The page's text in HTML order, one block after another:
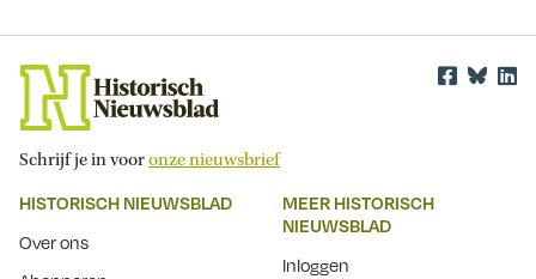
Schrijf je in vooronze nieuwsbrief
HISTORISCH NIEUWSBLAD
Over ons
MEER HISTORISCH
NIEUWSBLAD
Inloggen